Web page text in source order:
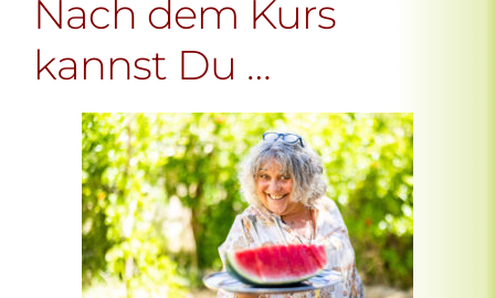
Nach dem Kurs
kannst Du …